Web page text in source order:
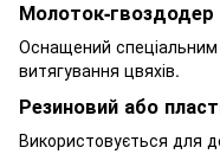
Молоток-гвоздодер
Оснащений
витягування цвяхів.
Резиновий або
Використовується для